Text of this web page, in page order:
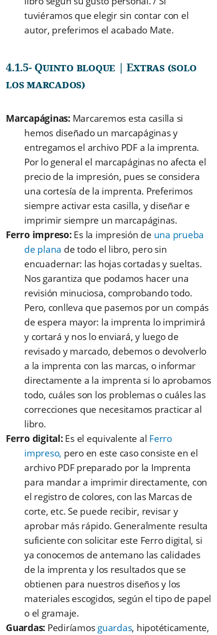
tuviéramos que elegir sin contar con el
autor, preferimos el acabado Mate.
4.1.5- Quinto bloque | Extras (solo
los marcados)
Marcapáginas: Marcaremos esta casilla si
hemos diseñado un marcapáginas y
entregamos el archivo PDF a la imprenta.
Por lo general el marcapáginas no afecta el
precio de la impresión, pues se considera
una cortesía de la imprenta. Preferimos
siempre activar esta casilla, y diseñar e
imprimir siempre un marcapáginas.
Ferro impreso: Es la impresión de una prueba
de plana de todo el libro, pero sin
encuadernar: las hojas cortadas y sueltas.
Nos garantiza que podamos hacer una
revisión minuciosa, comprobando todo.
Pero, conlleva que pasemos por un compás
de espera mayor: la imprenta lo imprimirá
y cortará y nos lo enviará, y luego de
revisado y marcado, debemos o devolverlo
a la imprenta con las marcas, o informar
directamente a la imprenta si lo aprobamos
todo, cuáles son los problemas o cuáles las
correcciones que necesitamos practicar al
libro.
Ferro digital:Es el equivalente al Ferro
impreso, pero en este caso consiste en el
archivo PDF preparado por la Imprenta
para mandar a imprimir directamente, con
el registro de colores, con las Marcas de
corte, etc. Se puede recibir, revisar y
aprobar más rápido. Generalmente resulta
suficiente con solicitar este Ferro digital, si
ya conocemos de antemano las calidades
de la imprenta y los resultados que se
obtienen para nuestros diseños y los
materiales escogidos, según el tipo de papel
o el gramaje.
Guardas: Pediríamosguardas, hipotéticamente,